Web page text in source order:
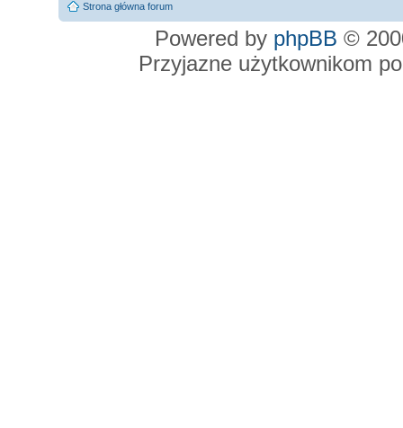
Strona główna forum
Powered by phpBB ©
Przyjazne użytkownikom